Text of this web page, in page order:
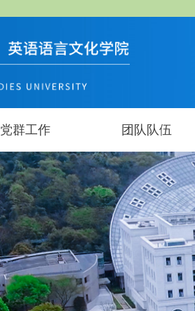
党群工作 团队队伍